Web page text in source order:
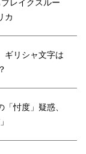
レイクスルー
カ
ギリシャ文字は
忖度」疑惑、